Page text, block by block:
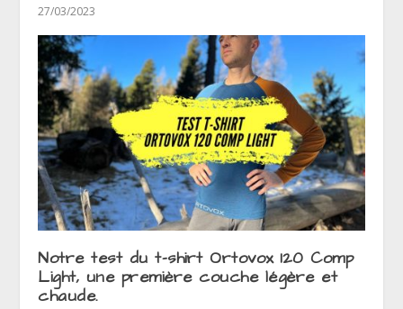
27/03/2023
Notre test du t-shirt Ortovox 120 Comp
Light, une première couche légère et
chaude.